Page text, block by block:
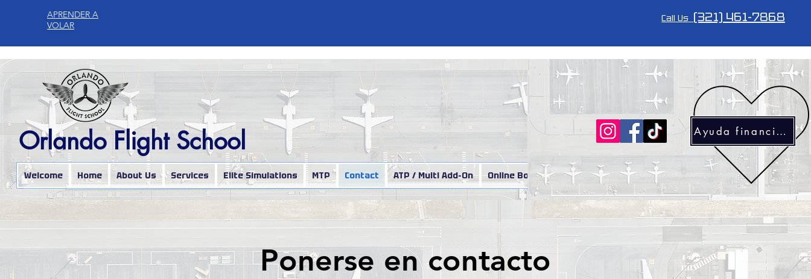
APRENDER A
VOLAR
Call Us (321) 461-7868
Orlando Flight School
Welcome Home About Us Services Elite Simulations MTP Contact ATP / Multi Add-On Online Booking Maintenance Aircraft for sale
Ayuda financiera
Ponerse en contacto